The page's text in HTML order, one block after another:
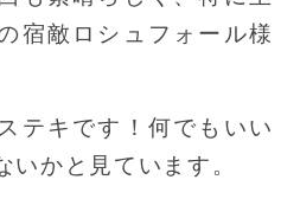
宿敵ロシュフォール様
テキです！何でもいい
いかと見ています。